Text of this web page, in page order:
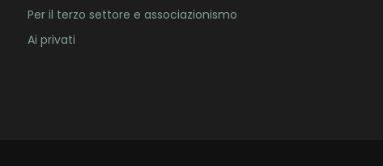
Per il terzo settore e associazionismo
Ai privati